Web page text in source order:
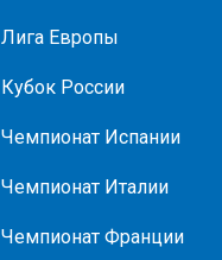
Лига Европы
Кубок России
Чемпионат Испании
Чемпионат Италии
Чемпионат Франции